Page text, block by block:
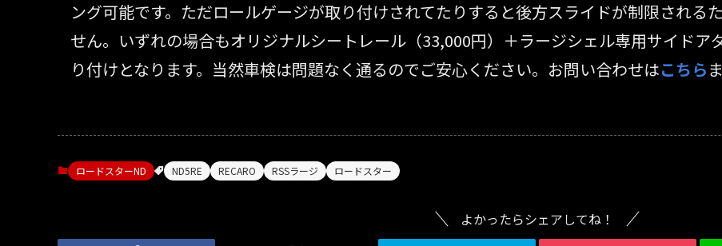
ング可能です。ただロールゲージが取り付けされてたりすると後方スライドが制限される
せん。いずれの場合もオリジナルシートレール（33,000円）＋ラージシェル専用サイドア
り付けとなります。当然車検は問題なく通るのでご安心ください。お問い合わせはこちら
ロードスターND ND5RE RECARO RSSラージ ロードスター
よかったらシェアしてね！